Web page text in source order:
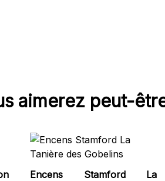
aimerez peut-
Encens Stamford La